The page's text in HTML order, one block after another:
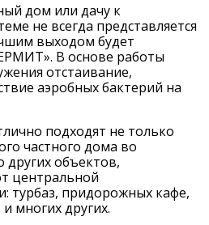
дом или дачу к
не всегда представляется
выходом будет
В основе работы
отстаивание,
аэробных бактерий на
подходят не только
частного дома во
других объектов,
центральной
турбаз, придорожных кафе,
многих других.